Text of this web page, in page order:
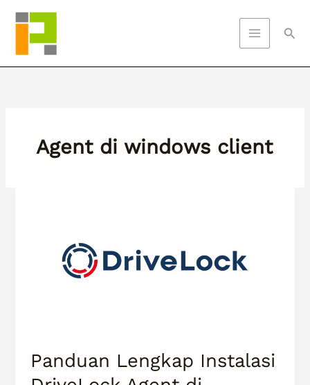
content
Agent di windows client
Panduan Lengkap Instalasi
DriveLock